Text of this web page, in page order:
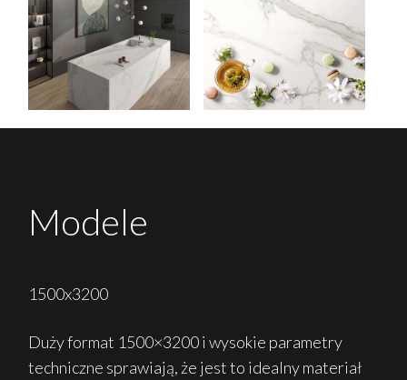
Modele
1500x3200
Duży format 1500×3200 i wysokie parametry
techniczne sprawiają, że jest to idealny materiał